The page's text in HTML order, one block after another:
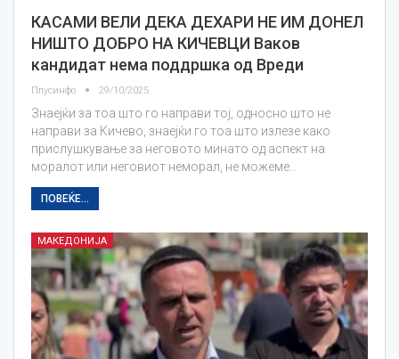
КАСАМИ ВЕЛИ ДЕКА ДЕХАРИ НЕ ИМ ДОНЕЛ
НИШТО ДОБРО НА КИЧЕВЦИ Ваков
кандидат нема поддршка од Вреди
Плусинфо 29/10/2025
Знаејќи за тоа што го направи тој, односно што не
направи за Кичево, знаејќи го тоа што излезе како
прислушкување за неговото минато од аспект на
моралот или неговиот неморал, не можеме…
ПОВЕЌЕ...
МАКЕДОНИЈА